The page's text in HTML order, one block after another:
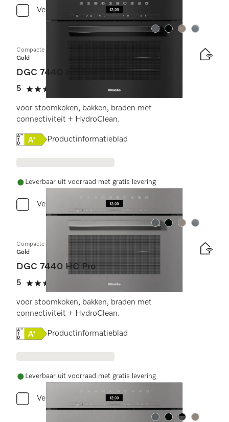
Vergelijken
Kleur:Kleur:Kleur:Kleur:
Compacte combi-stoomoven
Gold
DGC 7440 HC Pro
5
5 sterren op 5
(3 beoordelingen)
voor stoomkoken, bakken, braden met
connectiviteit + HydroClean.
Online Label Flag, Energielabel
Productinformatieblad
Leverbaar uit voorraad met gratis levering
Vergelijken
Kleur:Kleur:Kleur:Kleur:
Compacte combi-stoomoven
Gold
DGC 7440 HC Pro
5
5 sterren op 5
(3 beoordelingen)
voor stoomkoken, bakken, braden met
connectiviteit + HydroClean.
Online Label Flag, Energielabel
Productinformatieblad
Leverbaar uit voorraad met gratis levering
Vergelijken
Kleur:Kleur:Kleur:Kleur: